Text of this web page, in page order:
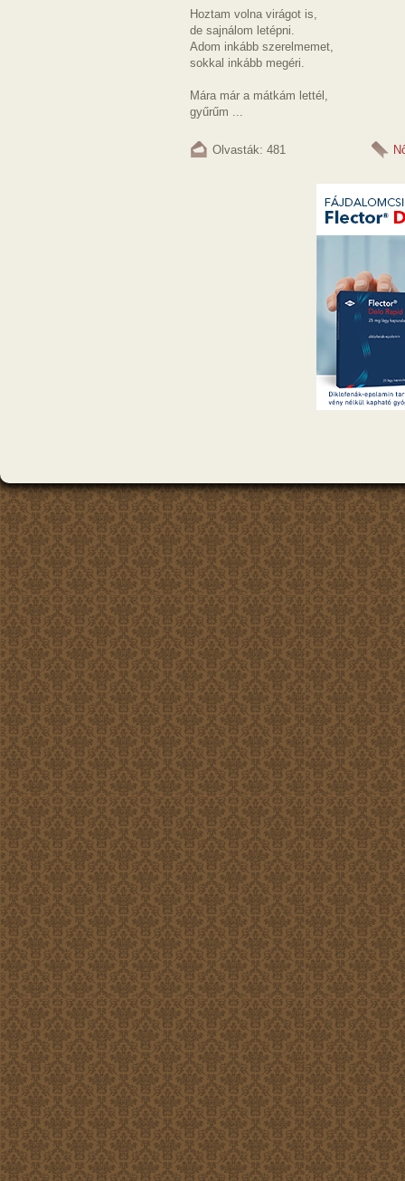
Hoztam volna virágot is,
de sajnálom letépni.
Adom inkább szerelmemet,
sokkal inkább megéri.
Mára már a mátkám lettél,
gyűrűm ...
Olvasták: 481